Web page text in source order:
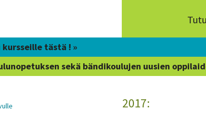
tästä ! »
sekä bändikoulujen uusien
2017: